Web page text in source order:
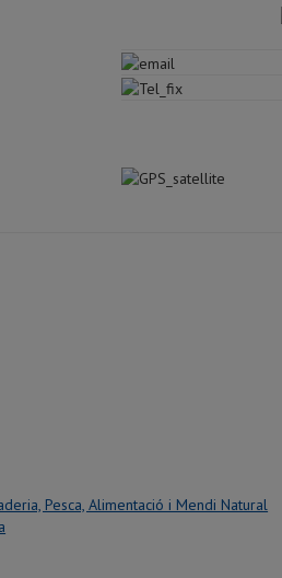
Pesca, Alimentació i Mendi Natural